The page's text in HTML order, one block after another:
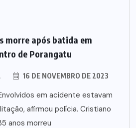
morre após batida em
de Porangatu
16 DE NOVEMBRO DE 2023
em acidente estavam
afirmou polícia. Cristiano
anos morreu